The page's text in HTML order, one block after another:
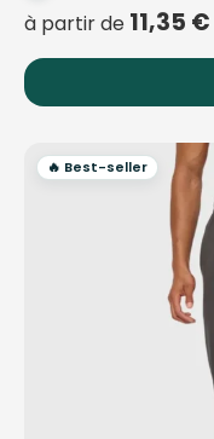
à partir de 11,35 €
🔥 Best-seller